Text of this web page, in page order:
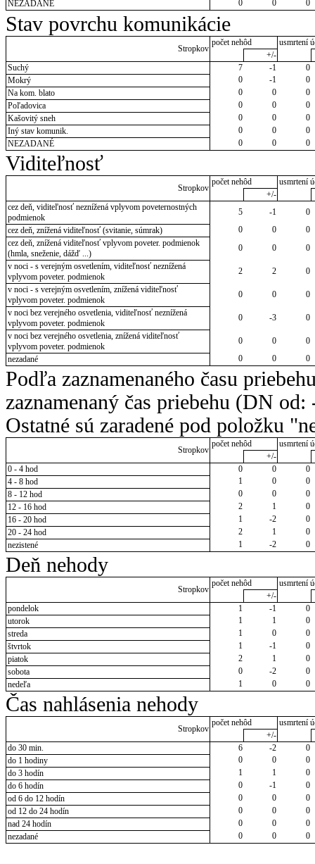
NEZADANÉ 0 0 0
Stav povrchu komunikácie
Stropkov
počet nehôd
usmrtení
+/-
Suchý
7 -1
0
Mokrý
0 -1
0
Na kom. blato
0 0
0
Poľadovica
0 0
0
Kašovitý sneh
0 0
0
Iný stav komunik.
0 0
0
NEZADANÉ
0 0 0
Viditeľnosť
Stropkov
počet nehôd
usmrtení
+/-
cez deň, viditeľnosť neznížená vplyvom poveternostných
podmienok
5 -1
0
cez deň, znížená viditeľnosť (svitanie, súmrak)
0 0
0
cez deň, znížená viditeľnosť vplyvom poveter. podmienok
(hmla, sneženie, dážď ...)
0 0
0
v noci - s verejným osvetlením, viditeľnosť neznížená
vplyvom poveter. podmienok
2 2
0
v noci - s verejným osvetlením, znížená viditeľnosť
vplyvom poveter. podmienok
0 0
0
v noci bez verejného osvetlenia, viditeľnosť neznížená
vplyvom poveter. podmienok
0 -3
0
v noci bez verejného osvetlenia, znížená viditeľnosť
vplyvom poveter. podmienok
0 0
0
nezadané
0 0 0
Podľa zaznamenaného času
zaznamenaný čas priebehu (DN
Ostatné sú zaradené pod položku
Stropkov
počet nehôd
usmrtení
+/-
0 - 4 hod
0 0
0
4 - 8 hod
1 0
0
8 - 12 hod
0 0
0
12 - 16 hod
2 1
0
16 - 20 hod
1 -2
0
20 - 24 hod
2 1
0
nezistené
1 -2 0
Deň nehody
Stropkov
počet nehôd
usmrtení
+/-
pondelok
1 -1
0
utorok
1 1
0
streda
1 0
0
štvrtok
1 -1
0
piatok
2 1
0
sobota
0 -2
0
nedeľa
1 0 0
Čas nahlásenia nehody
Stropkov
počet nehôd
usmrtení
+/-
do 30 min.
6 -2
0
do 1 hodiny
0 0
0
do 3 hodín
1 1
0
do 6 hodín
0 -1
0
od 6 do 12 hodín
0 0
0
od 12 do 24 hodín
0 0
0
nad 24 hodín
0 0
0
nezadané
0 0 0